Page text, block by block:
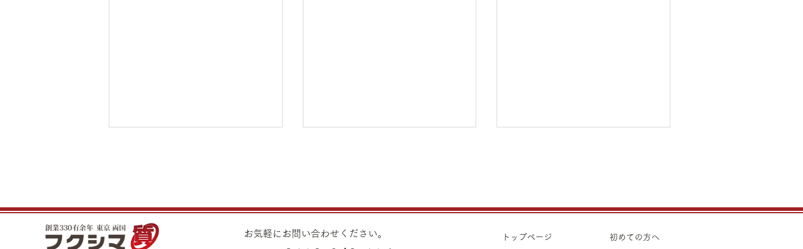
り価格のご案内です。 金 K24イ
ンゴット ¥21,990 K24スクラ
ップ ¥21,530 K22
り価格のご案内です。 金 K24イ
ンゴット ¥22,140 K24スクラ
り価格のご案内です。 金 K24イ
ップ ¥21,970 K22
​お気軽にお問い合わせください。 トップページ 初めての方へ